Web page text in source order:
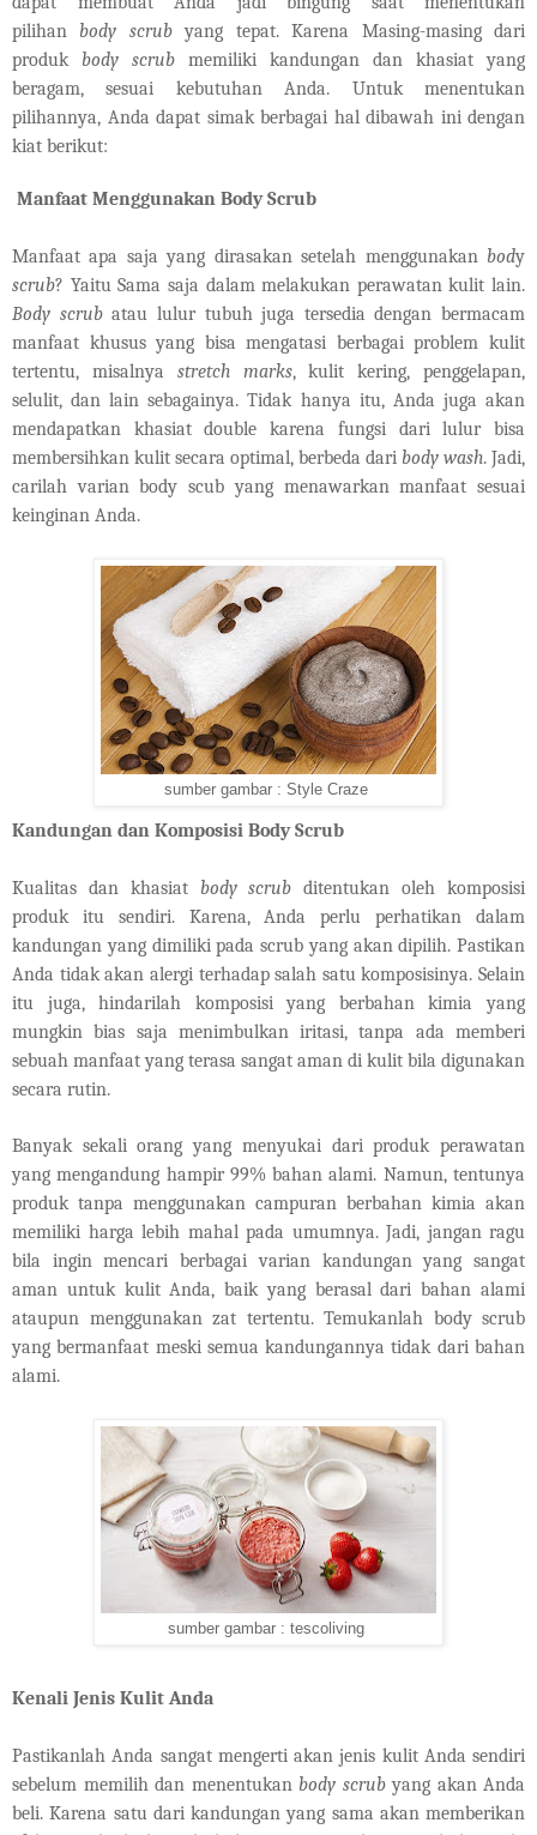
pilihan body scrubyang tepat. Karena Masing-masing dari
produk body scrub memiliki kandungan dan khasiat yang
beragam, sesuai kebutuhan Anda. Untuk menentukan
pilihannya, Anda dapat simak berbagai hal dibawah ini dengan
kiat berikut:
Manfaat Menggunakan Body Scrub
Manfaat apa saja yang dirasakan setelah menggunakan body
scrub? Yaitu Sama saja dalam melakukan perawatan kulit lain.
Body scrubatau lulur tubuh juga tersedia dengan bermacam
manfaat khusus yang bisa mengatasi berbagai problem kulit
tertentu, misalnya stretch marks, kulit kering, penggelapan,
selulit, dan lain sebagainya. Tidak hanya itu, Anda juga akan
mendapatkan khasiat double karena fungsi dari lulur bisa
membersihkan kulit secara optimal, berbeda dari body wash. Jadi,
carilah varian body scub yang menawarkan manfaat sesuai
keinginan Anda.
sumber gambar : Style Craze
Kandungan dan Komposisi Body Scrub
Kualitas dan khasiat body scrub ditentukan oleh komposisi
produk itu sendiri. Karena, Anda perlu perhatikan dalam
kandungan yang dimiliki pada scrub yang akan dipilih. Pastikan
Anda tidak akan alergi terhadap salah satu komposisinya. Selain
itu juga, hindarilah komposisi yang berbahan kimia yang
mungkin bias saja menimbulkan iritasi, tanpa ada memberi
sebuah manfaat yang terasa sangat aman di kulit bila digunakan
secara rutin.
Banyak sekali orang yang menyukai dari produk perawatan
yang mengandung hampir 99% bahan alami. Namun, tentunya
produk tanpa menggunakan campuran berbahan kimia akan
memiliki harga lebih mahal pada umumnya. Jadi, jangan ragu
bila ingin mencari berbagai varian kandungan yang sangat
aman untuk kulit Anda, baik yang berasal dari bahan alami
ataupun menggunakan zat tertentu. Temukanlah body scrub
yang bermanfaat meski semua kandungannya tidak dari bahan
alami.
sumber gambar : tescoliving
Kenali Jenis Kulit Anda
Pastikanlah Anda sangat mengerti akan jenis kulit Anda sendiri
sebelum memilih dan menentukan body scrubyang akan Anda
beli. Karena satu dari kandungan yang sama akan memberikan